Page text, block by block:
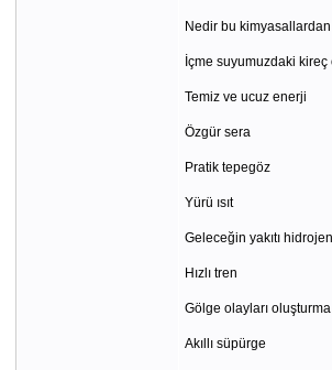
Nedir bu
İçme suyumuzdaki kireç
Temiz ve ucuz enerji
Özgür sera
Pratik tepegöz
Yürü ısıt
Geleceğin yakıtı hidrojen
Hızlı tren
Gölge olayları
Akıllı süpürge